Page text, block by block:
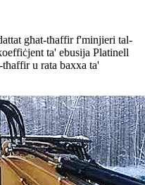
għat-tħaffir f'minjieri tal-
ta' ebusija Platinell
u rata baxxa ta'